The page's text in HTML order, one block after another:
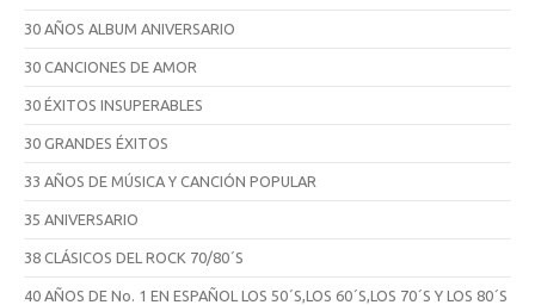
30 AÑOS ALBUM ANIVERSARIO
30 CANCIONES DE AMOR
30 ÉXITOS INSUPERABLES
30 GRANDES ÉXITOS
33 AÑOS DE MÚSICA Y CANCIÓN POPULAR
35 ANIVERSARIO
38 CLÁSICOS DEL ROCK 70/80´S
40 AÑOS DE No. 1 EN ESPAÑOL LOS 50´S,LOS 60´S,LOS 70´S Y LOS 80´S